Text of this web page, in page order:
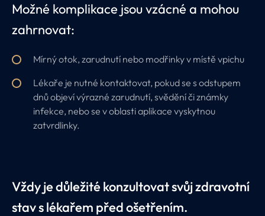
Možné komplikace jsou vzácné a mohou
zahrnovat:
Mírný otok, zarudnutí nebo modřinky v místě vpichu
Lékaře je nutné kontaktovat, pokud se s odstupem
dnů objeví výrazné zarudnutí, svědění či známky
infekce, nebo se v oblasti aplikace vyskytnou
zatvrdlinky.
Vždy je důležité konzultovat svůj zdravotní
stav s lékařem před ošetřením.